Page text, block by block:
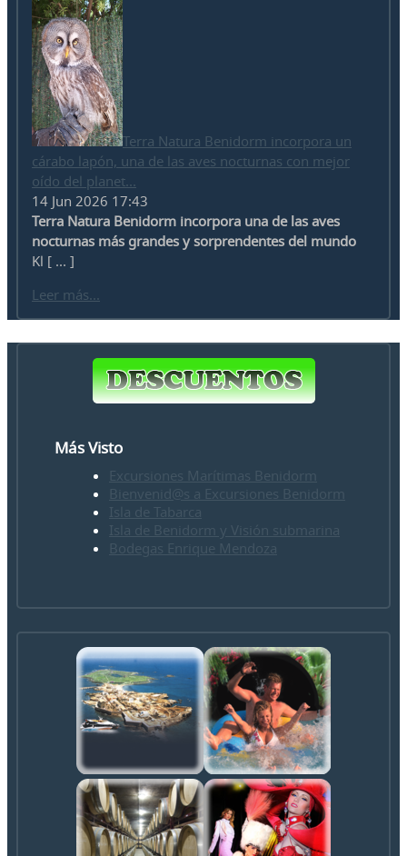
Terra Natura Benidorm incorpora un
cárabo lapón, una de las aves nocturnas con mejor
oído del planet...
14 Jun 2026 17:43
Terra Natura Benidorm incorpora una de las aves
nocturnas más grandes y sorprendentes del mundo
Kl [ ... ]
Leer más...
Más Visto
Excursiones Marítimas Benidorm
Bienvenid@s a Excursiones Benidorm
Isla de Tabarca
Isla de Benidorm y Visión submarina
Bodegas Enrique Mendoza